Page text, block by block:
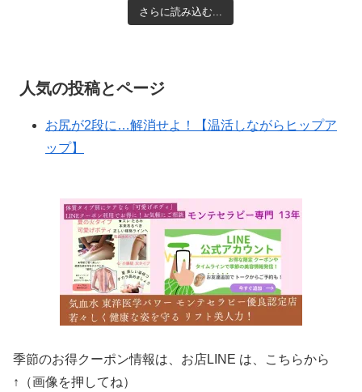
さらに読み込む...
人気の投稿とページ
お尻が2段に…解消せよ！【温活しながらヒップア
ップ】
季節のお得クーポン情報は、お店LINE は、こちらから
↑（画像を押してね）